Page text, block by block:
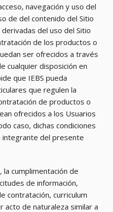
navegación y uso del
de del contenido del Sitio
del uso del Sitio
de los productos o
ser ofrecidos a través
cualquier disposición en
que IEBS pueda
que regulen la
de productos o
ofrecidos a los Usuarios
caso, dichas condiciones
del presente
la cumplimentación de
de información,
contratación, curriculum
acto de naturaleza similar a